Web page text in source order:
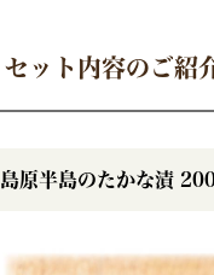
セット内容のご紹
島原半島のたかな漬